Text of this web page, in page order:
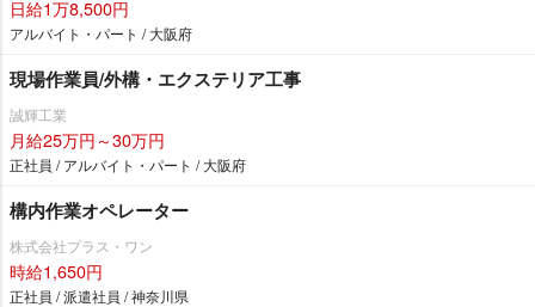
日給1万8,500円
アルバイト・パート / 大阪府
現場作業員/外構・エクステリア工事
誠輝工業
月給25万円～30万円
正社員 / アルバイト・パート / 大阪府
構内作業オペレーター
株式会社プラス・ワン
時給1,650円
正社員 / 派遣社員 / 神奈川県